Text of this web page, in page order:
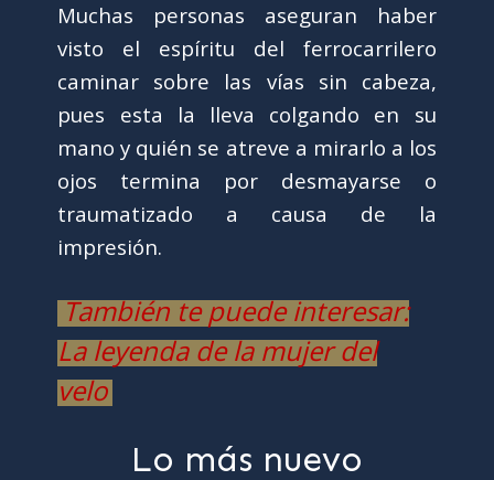
Muchas personas aseguran haber
visto el espíritu del ferrocarrilero
caminar sobre las vías sin cabeza,
pues esta la lleva colgando en su
mano y quién se atreve a mirarlo a los
ojos termina por desmayarse o
traumatizado a causa de la
impresión.
También te puede interesar:
La leyenda de la mujer del
velo
Lo más nuevo